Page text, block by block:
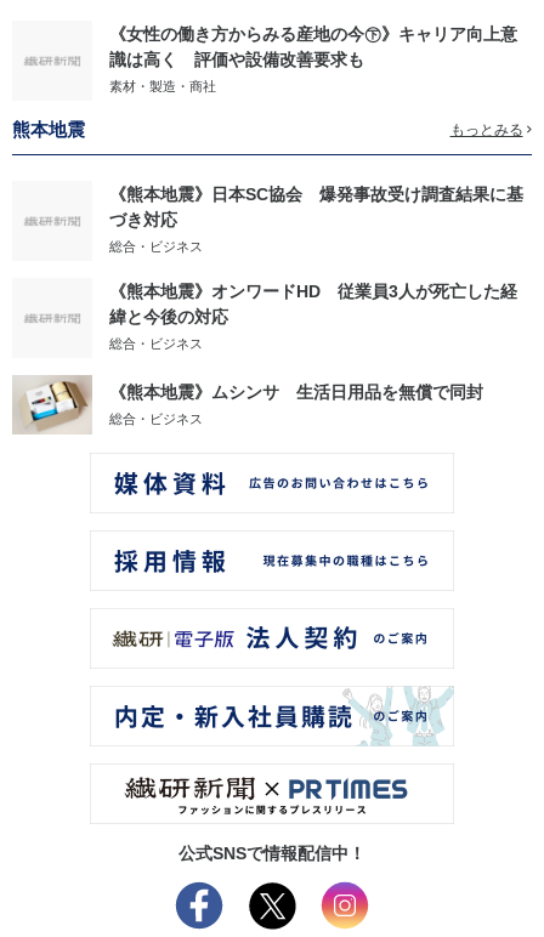
《女性の働き方からみる産地の今㊦》キャリア向上意
識は高く 評価や設備改善要求も
素材・製造・商社
熊本地震 もっとみる
《熊本地震》日本SC協会 爆発事故受け調査結果に基
づき対応
総合・ビジネス
《熊本地震》オンワードHD 従業員3人が死亡した経
緯と今後の対応
総合・ビジネス
《熊本地震》ムシンサ 生活日用品を無償で同封
総合・ビジネス
公式SNSで情報配信中！